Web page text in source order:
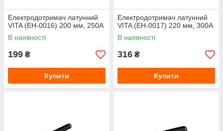
Електродотримач латунний
VITA (EH-0016) 200 мм, 250А
В наявності
199 ₴
Купити
Електродотримач латунний
VITA (EH-0017) 220 мм, 300А
В наявності
316 ₴
Купити